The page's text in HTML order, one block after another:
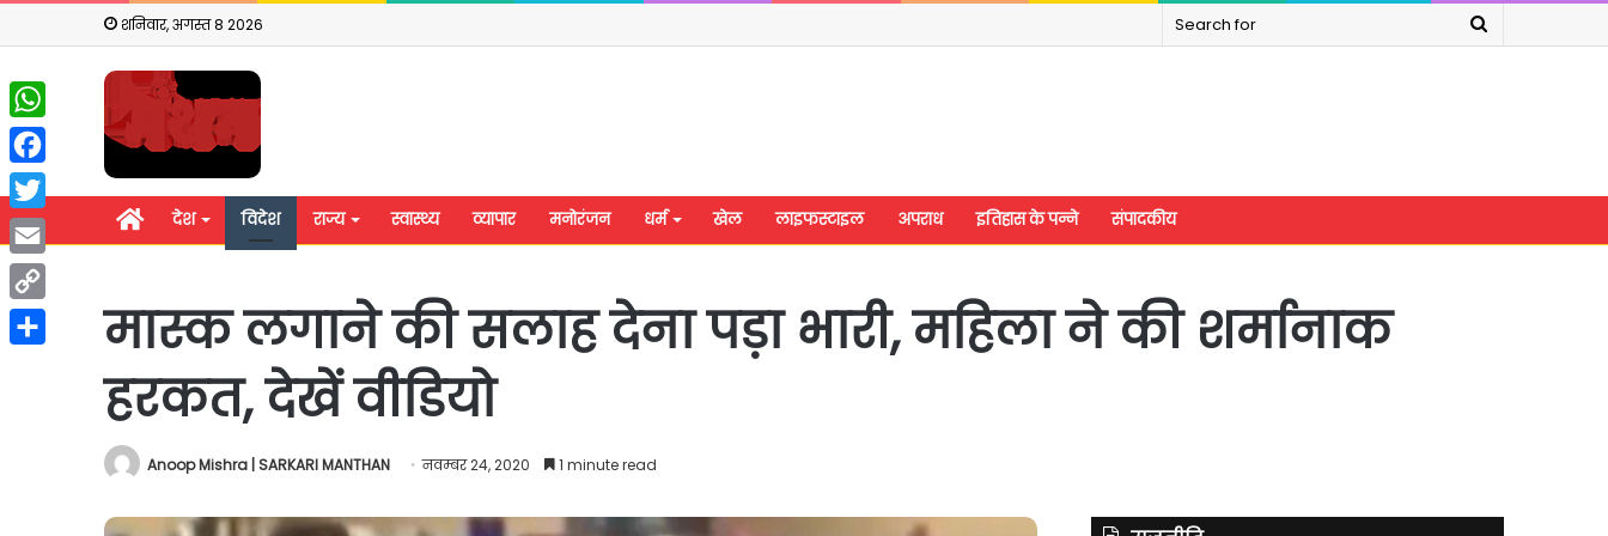
शनिवार, अगस्त 8 2026
Search
होम देश विदेश राज्य स्वास्थ्य व्यापार मनोरंजन धर्म खेल लाइफस्टाइल अपराध इतिहास के पन्ने संपादकीय
मास्क लगाने की सलाह देना पड़ा भारी, महिला ने की शर्मानाक
हरकत, देखें वीडियो
Anoop Mishra | SARKARI MANTHAN नवम्बर 24, 2020 1 minute read
WhatsApp
Facebook
Twitter
Email
Copy
Link